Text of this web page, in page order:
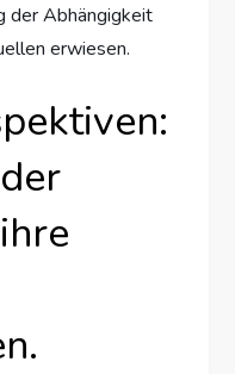
der Abhängigkeit
erwiesen.